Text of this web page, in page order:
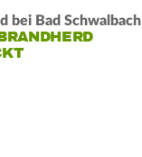
bei Bad Schwalbach